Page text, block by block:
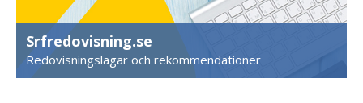
Srfredovisning.se
Redovisningslagar och rekommendationer